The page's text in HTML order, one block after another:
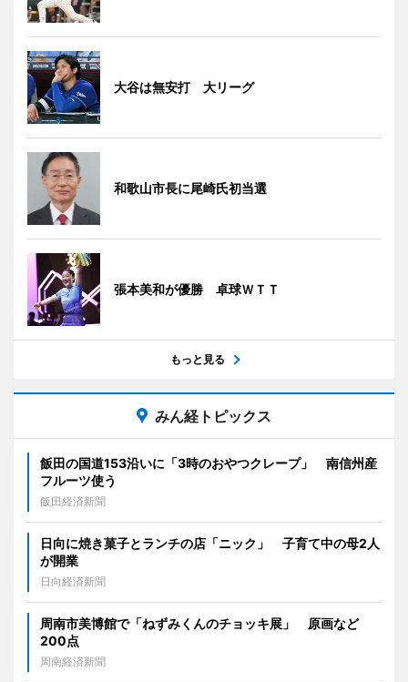
大谷は無安打 大リーグ
和歌山市長に尾崎氏初当選
張本美和が優勝 卓球ＷＴＴ
もっと見る
みん経トピックス
飯田の国道153沿いに「3時のおやつクレープ」 南信州産
フルーツ使う
飯田経済新聞
日向に焼き菓子とランチの店「ニック」 子育て中の母2人
が開業
日向経済新聞
周南市美博館で「ねずみくんのチョッキ展」 原画など
200点
周南経済新聞